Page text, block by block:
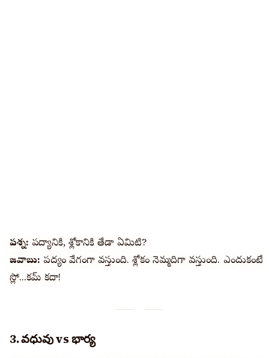
ప్రశ్న: పద్యానికి, శ్లోకానికి తేడా ఏమిటి?
జవాబు: పద్యం వేగంగా వస్తుంది. శ్లోకం నెమ్మదిగా వస్తుంది. ఎందుకంటే
స్లో...కమ్ కదా!
3. వధువు vs భార్య